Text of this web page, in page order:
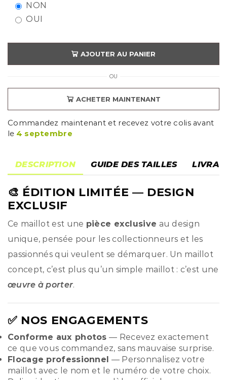
NON
OUI
AJOUTER AU PANIER
OU
ACHETER MAINTENANT
Commandez maintenant et recevez votre colis avant
le 4 septembre
DESCRIPTION GUIDE DES TAILLES
🎨 ÉDITION LIMITÉE — DESIGN
EXCLUSIF
Ce maillot est une pièce exclusive au design
unique, pensée pour les collectionneurs et les
passionnés qui veulent se démarquer. Un maillot
concept, c’est plus qu’un simple maillot : c’est une
œuvre à porter.
✅ NOS ENGAGEMENTS
Conforme aux photos — Recevez exactement
ce que vous commandez, sans mauvaise surprise.
Flocage professionnel — Personnalisez votre
maillot avec le nom et le numéro de votre choix.